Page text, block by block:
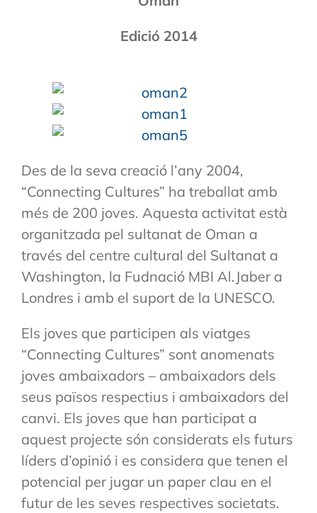
Edició 2014
Des de la seva creació l’any 2004,
“Connecting Cultures” ha treballat amb
més de 200 joves. Aquesta activitat està
organitzada pel sultanat de Oman a
través del centre cultural del Sultanat a
Washington, la Fudnació MBI Al.Jaber a
Londres i amb el suport de la UNESCO.
Els joves que participen als viatges
“Connecting Cultures” sont anomenats
joves ambaixadors – ambaixadors dels
seus països respectius i ambaixadors del
canvi. Els joves que han participat a
aquest projecte són considerats els futurs
líders d’opinió i es considera que tenen el
potencial per jugar un paper clau en el
futur de les seves respectives societats.